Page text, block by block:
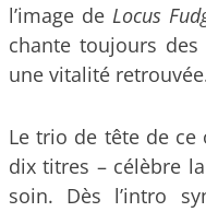
l’image de Locus
chante toujours
une vitalité
Le trio de tête de
dix titres – célèbre
soin. Dès l’intro